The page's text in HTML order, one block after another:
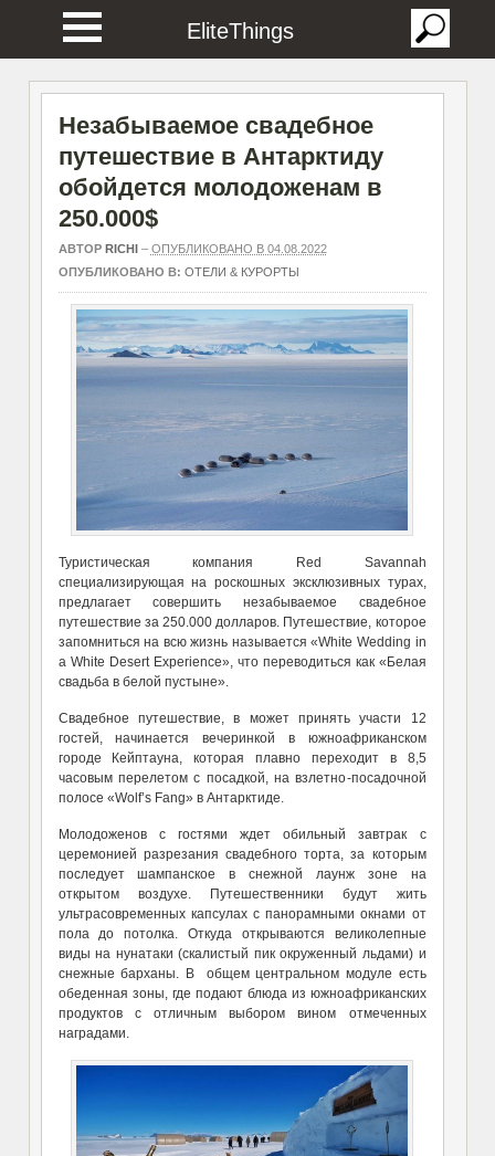
EliteThings
Незабываемое свадебное
путешествие в Антарктиду
обойдется молодоженам в
250.000$
АВТОР RICHI– ОПУБЛИКОВАНО В 04.08.2022
ОПУБЛИКОВАНО В: ОТЕЛИ & КУРОРТЫ
Туристическая компания Red Savannah
специализирующая на роскошных эксклюзивных турах,
предлагает совершить незабываемое свадебное
путешествие за 250.000 долларов. Путешествие, которое
запомниться на всю жизнь называется «White Wedding in
a White Desert Experience», что переводиться как «Белая
свадьба в белой пустыне».
Свадебное путешествие, в может принять участи 12
гостей, начинается вечеринкой в южноафриканском
городе Кейптауна, которая плавно переходит в 8,5
часовым перелетом с посадкой, на взлетно-посадочной
полосе «Wolf’s Fang» в Антарктиде.
Молодоженов с гостями ждет обильный завтрак с
церемонией разрезания свадебного торта, за которым
последует шампанское в снежной лаунж зоне на
открытом воздухе. Путешественники будут жить
ультрасовременных капсулах с панорамными окнами от
пола до потолка. Откуда открываются великолепные
виды на нунатаки (скалистый пик окруженный льдами) и
снежные барханы. В общем центральном модуле есть
обеденная зоны, где подают блюда из южноафриканских
продуктов с отличным выбором вином отмеченных
наградами.